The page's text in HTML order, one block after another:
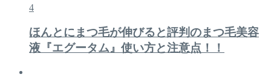
4
ほんとにまつ毛が伸びると評判のまつ毛美容
液『エグータム』使い方と注意点！！